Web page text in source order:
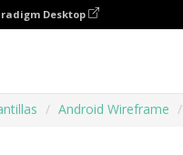
Desktop
Android Wireframe